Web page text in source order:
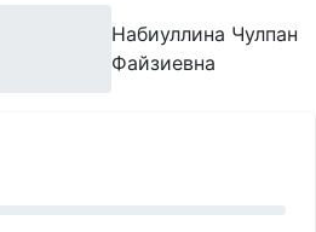
Набиуллина Чулпан
Файзиевна